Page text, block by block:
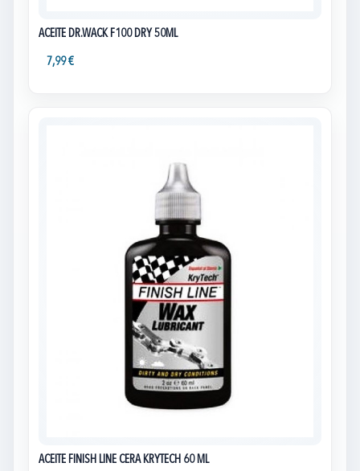
ACEITE DR.WACK F100 DRY 50ML
7,99 €
ACEITE FINISH LINE CERA KRYTECH 60 ML